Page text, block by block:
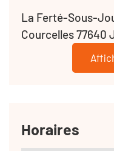
La Ferté-Sous-
Courcelles 77640
Horaires